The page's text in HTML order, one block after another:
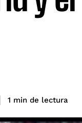
1 min de lectura